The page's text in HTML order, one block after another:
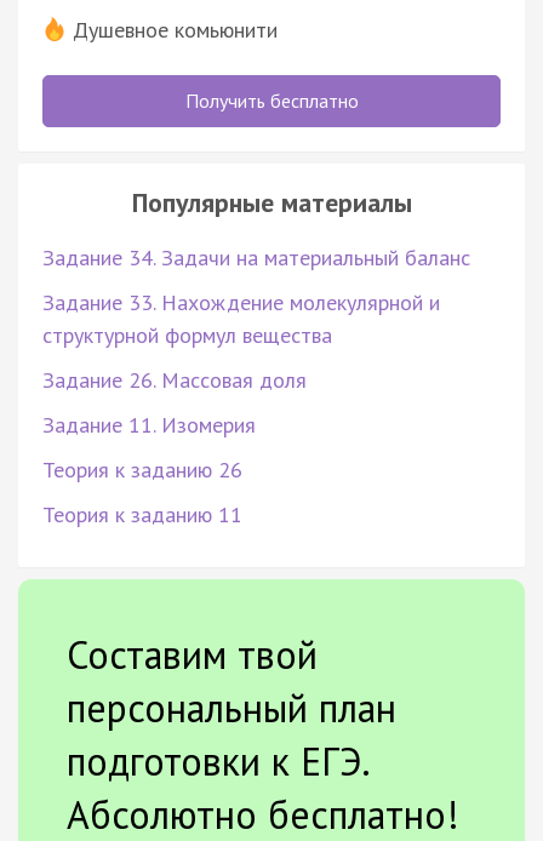
Душевное комьюнити
Получить бесплатно
Популярные материалы
Задание 34. Задачи на материальный баланс
Задание 33. Нахождение молекулярной и
структурной формул вещества
Задание 26. Массовая доля
Задание 11. Изомерия
Теория к заданию 26
Теория к заданию 11
Составим твой
персональный план
подготовки к ЕГЭ.
Абсолютно бесплатно!